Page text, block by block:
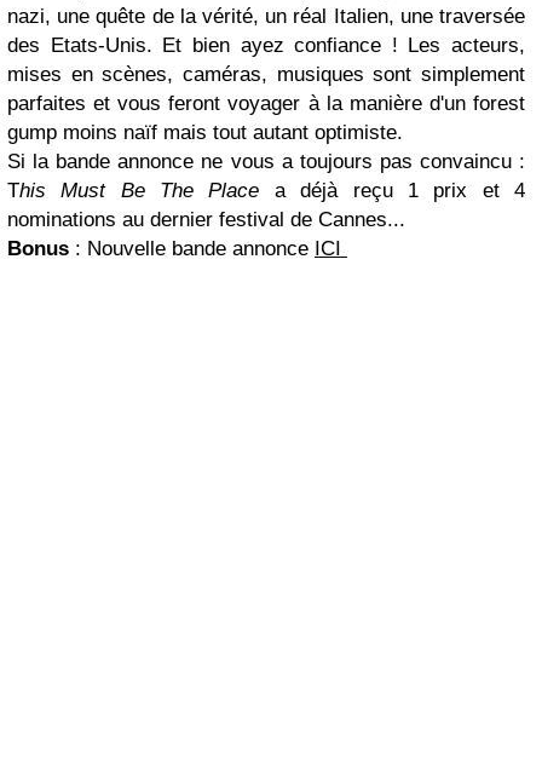
nazi, une quête de la vérité, un réal Italien, une traversée
des Etats-Unis. Et bien ayez confiance ! Les acteurs,
mises en scènes, caméras, musiques sont simplement
parfaites et vous feront voyager à la manière d'un forest
gump moins naïf mais tout autant optimiste.
Si la bande annonce ne vous a toujours pas convaincu :
This Must Be The Place a déjà reçu 1 prix et 4
nominations au dernier festival de Cannes...
Bonus : Nouvelle bande annonce ICI